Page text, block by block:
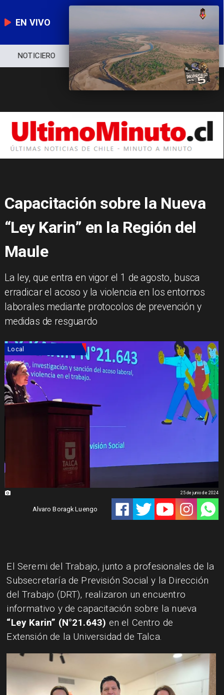
EN VIVO
NOTICIERO POLÍTICA ECONOMÍA
Capacitación sobre la Nueva
“Ley Karin” en la Región del
Maule
​La ley, que entra en vigor el 1 de agosto, busca
erradicar el acoso y la violencia en los entornos
laborales mediante protocolos de prevención y
medidas de resguardo
Local
Alvaro Boragk Luengo
25 de junio de 2024
​El Seremi del Trabajo, junto a profesionales de la
Subsecretaría de Previsión Social y la Dirección
del Trabajo (DRT), realizaron un encuentro
informativo y de capacitación sobre la nueva
“Ley Karin” (N°21.643) en el Centro de
Extensión de la Universidad de Talca.